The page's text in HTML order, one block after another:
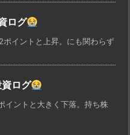
ログ
イントと上昇。にも関わらず
ログ
イントと大きく下落。持ち株